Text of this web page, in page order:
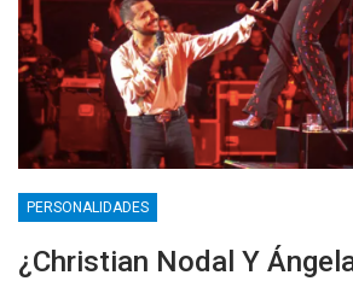
PERSONALIDADES
¿Christian Nodal Y